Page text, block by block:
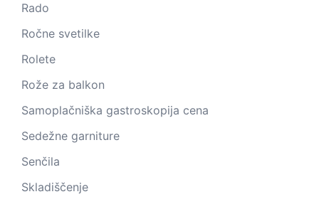
Rado
Ročne svetilke
Rolete
Rože za balkon
Samoplačniška gastroskopija cena
Sedežne garniture
Senčila
Skladiščenje